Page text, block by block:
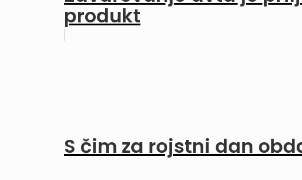
produkt
S čim za rojstni dan